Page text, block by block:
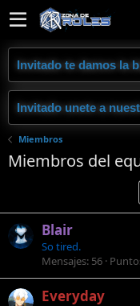
Invitado te damos la
Invitado unete a
Miembros
Miembros del
Blair
So tired.
Mensajes 56
Everyday